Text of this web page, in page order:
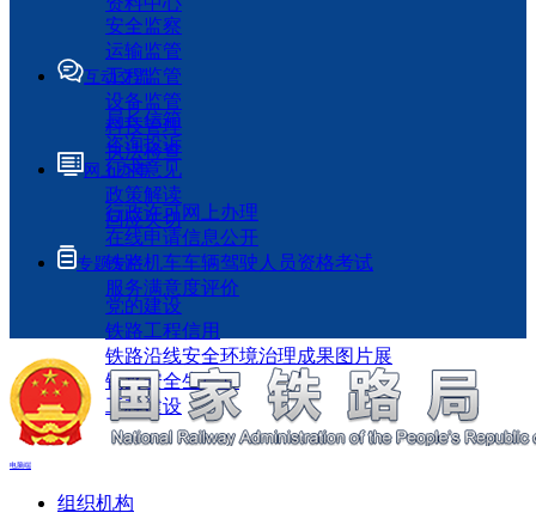
安全监察
运输监管
工程监管
设备监管
科技管理
执法检查
互动交流
局长信箱
咨询投诉
征求意见
政策解读
回应关切
网上办事
行政许可网上办理
在线申请信息公开
铁路机车车辆驾驶人员资格考试
服务满意度评价
专题专栏
党的建设
铁路工程信用
铁路沿线安全环境治理成果图片展
铁路安全生产月
工程建设
电脑端
组织机构